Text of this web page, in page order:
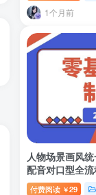
1个月前
人物场景画风
配音对口型全
付费阅读 ￥29